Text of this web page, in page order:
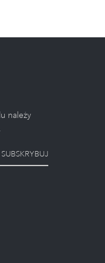
należy
SUBSKRYBUJ